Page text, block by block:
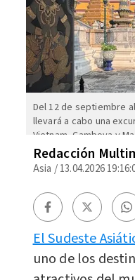
Del 12 de septiembre
llevará a cabo una
Vietnam, Camboya y
Redacción
Asia /13.04.2026
El Sudeste
uno de los